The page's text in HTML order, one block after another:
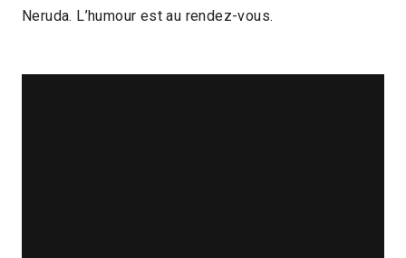
Neruda. L’humour est au rendez-vous.